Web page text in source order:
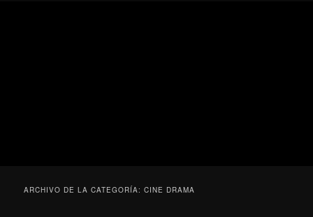
ARCHIVO DE LA CATEGORÍA:CINE DRAMA